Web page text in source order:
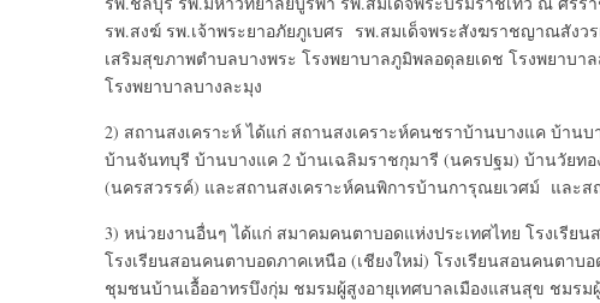
รพ.สงฆ์ รพ.เจ้าพระยาอภัยภูเบศร รพ.สมเด็จพระสังฆราชญาณสังว
เสริมสุขภาพตำบลบางพระ โรงพยาบาลภูมิพลอดุลยเดช โรงพยาบ
โรงพยาบาลบางละมุง
2) สถานสงเคราะห์ ได้แก่ สถานสงเคราะห์คนชราบ้านบางแค บ้า
บ้านจันทบุรี บ้านบางแค 2 บ้านเฉลิมราชกุมารี (นครปฐม) บ้านวัยท
(นครสวรรค์) และสถานสงเคราะห์คนพิการบ้านการุณยเวศม์ และ
3) หน่วยงานอื่นๆ ได้แก่ สมาคมคนตาบอดแห่งประเทศไทย โรงเรีย
โรงเรียนสอนคนตาบอดภาคเหนือ (เชียงใหม่) โรงเรียนสอนคนตา
ชุมชนบ้านเอื้ออาทรบึงกุ่ม ชมรมผู้สูงอายุเทศบาลเมืองแสนสุข ชมร